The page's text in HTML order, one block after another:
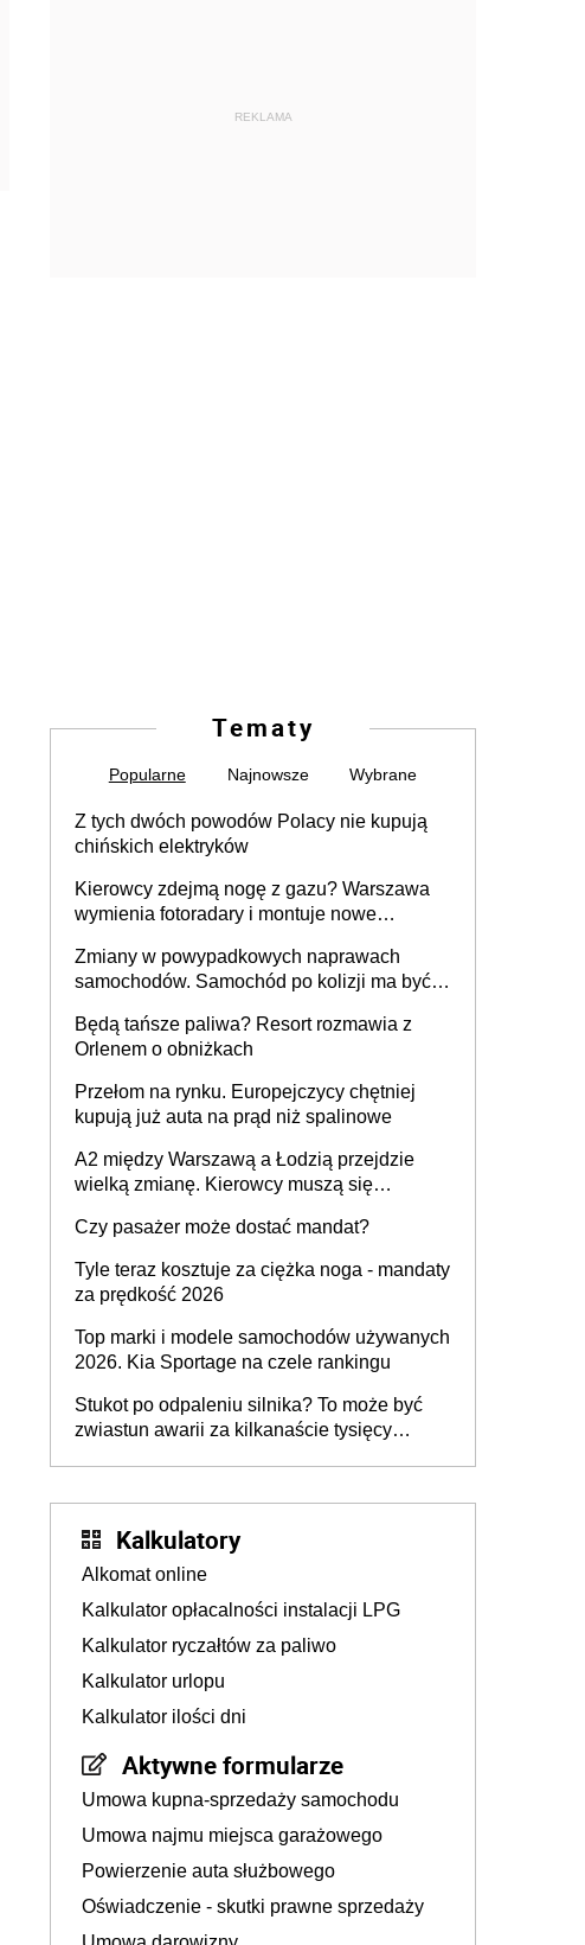
REKLAMA
Tematy
Popularne Najnowsze Wybrane
Z tych dwóch powodów Polacy nie kupują
chińskich elektryków
Kierowcy zdejmą nogę z gazu? Warszawa
wymienia fotoradary i montuje nowe
Zmiany w powypadkowych naprawach
samochodów. Samochód po kolizji ma być
technologią producenta
Będą tańsze paliwa? Resort rozmawia z
Orlenem o obniżkach
Przełom na rynku. Europejczycy chętniej
kupują już auta na prąd niż spalinowe
A2 między Warszawą a Łodzią przejdzie
wielką zmianę. Kierowcy muszą się
Czy pasażer może dostać mandat?
Tyle teraz kosztuje za ciężka noga - mandaty
za prędkość 2026
Top marki i modele samochodów używanych
2026. Kia Sportage na czele rankingu
Stukot po odpaleniu silnika? To może być
zwiastun awarii za kilkanaście tysięcy
Kalkulatory
Alkomat online
Kalkulator opłacalności instalacji LPG
Kalkulator ryczałtów za paliwo
Kalkulator urlopu
Kalkulator ilości dni
Aktywne formularze
Umowa kupna-sprzedaży samochodu
Umowa najmu miejsca garażowego
Powierzenie auta służbowego
Oświadczenie - skutki prawne sprzedaży